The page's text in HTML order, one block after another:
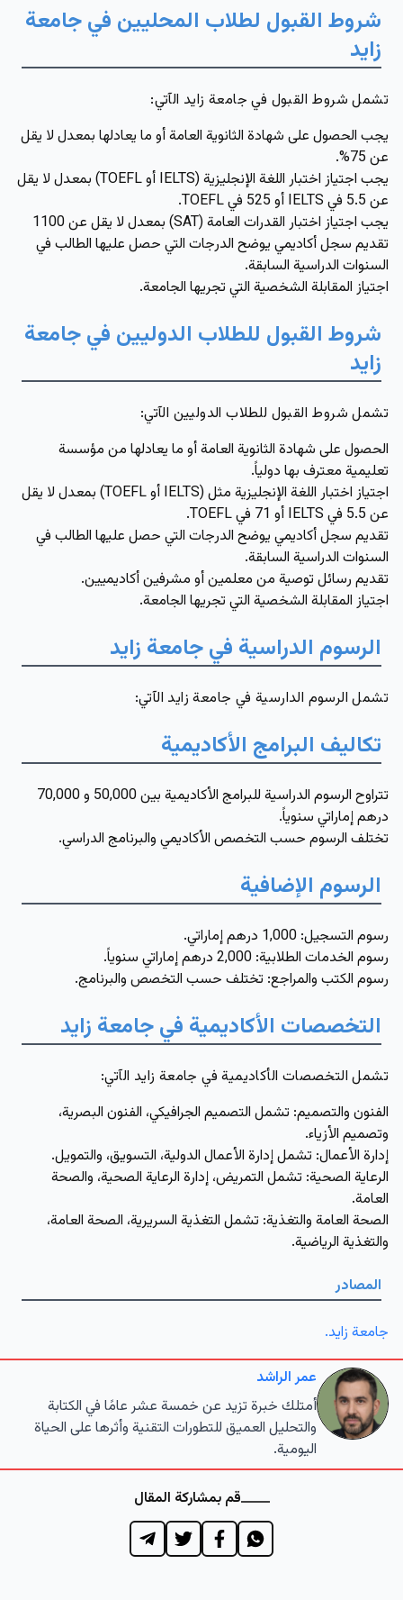
شروط القبول لطلاب المحليين في جامعة
زايد
تشمل شروط القبول في جامعة زايد الآتي:
يجب الحصول على شهادة الثانوية العامة أو ما يعادلها بمعدل لا يقل
عن
.
يجب اجتياز اختبار اللغة الإنجليزية(IELTS أو TOEFL)
بمعدل لا يقل
عن 5.5 في IELTS أو 525 في TOEFL.
يجب اجتياز اختبار القدرات العامة(SAT) بمعدل لا يقل عن
تقديم سجل أكاديمي يوضح الدرجات التي حصل عليها الطالب في
السنوات الدراسية السابقة.
اجتياز المقابلة الشخصية التي تجريها الجامعة.
شروط القبول للطلاب الدوليين في جامعة
زايد
تشمل شروط القبول للطلاب الدوليين الآتي:
الحصول على شهادة الثانوية العامة أو ما يعادلها من مؤسسة
تعليمية معترف بها دولياً.
اجتياز اختبار اللغة الإنجليزية مثل(IELTS أو TOEFL)
بمعدل لا يقل
عن
.
تقديم سجل أكاديمي يوضح الدرجات التي حصل عليها الطالب في
السنوات الدراسية السابقة.
تقديم رسائل توصية من معلمين أو مشرفين أكاديميين.
اجتياز المقابلة الشخصية التي تجريها الجامعة.
الرسوم الدراسية في جامعة زايد
تشمل الرسوم الدارسية في جامعة زايد الآتي:
تكاليف البرامج الأكاديمية
تتراوح الرسوم الدراسية للبرامج الأكاديمية بين
50,000 و 70,000
درهم إماراتي سنوياً.
تختلف الرسوم حسب التخصص الأكاديمي والبرنامج الدراسي.
الرسوم الإضافية
رسوم التسجيل: 1,000 درهم إماراتي.
رسوم الخدمات الطلابية: 2,000 درهم إماراتي سنوياً.
رسوم الكتب والمراجع: تختلف حسب التخصص والبرنامج.
التخصصات الأكاديمية في جامعة زايد
تشمل التخصصات الأكاديمية في جامعة زايد الآتي:
الفنون والتصميم: تشمل التصميم الجرافيكي، الفنون البصرية،
وتصميم الأزياء.
إدارة الأعمال: تشمل إدارة الأعمال الدولية، التسويق، والتمويل.
الرعاية الصحية: تشمل التمريض، إدارة الرعاية الصحية، والصحة
العامة.
الصحة العامة والتغذية: تشمل التغذية السريرية، الصحة العامة،
والتغذية الرياضية.
المصادر
جامعة زايد.
عمر الراشد
أمتلك خبرة تزيد عن خمسة عشر عامًا في الكتابة
والتحليل العميق للتطورات التقنية وأثرها على الحياة
اليومية.
قم بمشاركة المقال